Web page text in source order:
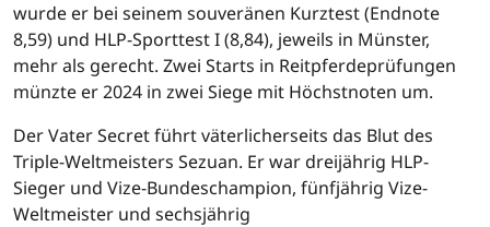
wurde er bei seinem souveränen Kurztest (Endnote
8,59) und HLP-Sporttest I (8,84), jeweils in Münster,
mehr als gerecht. Zwei Starts in Reitpferdeprüfungen
münzte er 2024 in zwei Siege mit Höchstnoten um.
Der Vater Secret führt väterlicherseits das Blut des
Triple-Weltmeisters Sezuan. Er war dreijährig HLP-
Sieger und Vize-Bundeschampion, fünfjährig Vize-
Weltmeister und sechsjährig